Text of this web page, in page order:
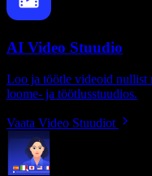
AI Video Stuudio
Loo ja töötle videoid nullist
loome- ja töötlusstuudios.
Vaata Video Stuudiot